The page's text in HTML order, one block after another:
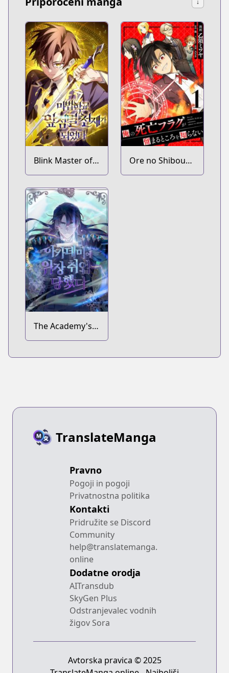
↓
Blink Master of
the Magic
Academy
Ore no Shibou
Flag ga
The Academy's
Undercover
TranslateManga
Pravno
Pogoji in pogoji
Privatnostna politika
Kontakti
Pridružite se Discord
Community
help@translatemanga.
online
Dodatne orodja
AITransdub
SkyGen Plus
Odstranjevalec vodnih
žigov Sora
Avtorska pravica © 2025